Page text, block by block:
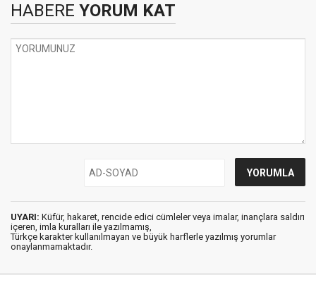
HABERE YORUM KAT
UYARI: Küfür, hakaret, rencide edici cümleler veya imalar, inançlara saldırı
içeren, imla kuralları ile yazılmamış,
Türkçe karakter kullanılmayan ve büyük harflerle yazılmış yorumlar
onaylanmamaktadır.